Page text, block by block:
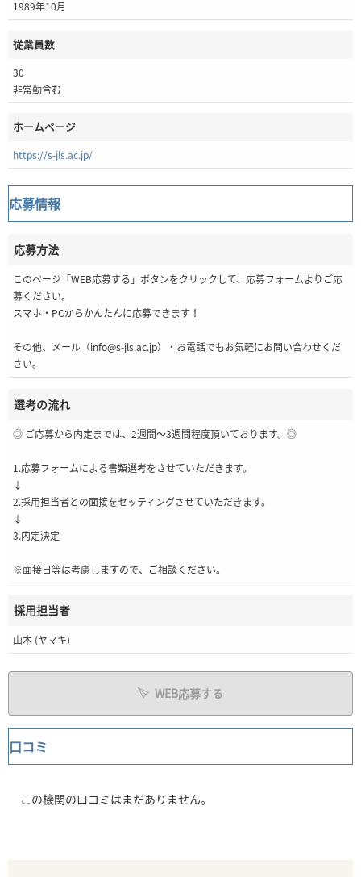
1989年10月
従業員数
30
非常勤含む
ホームページ
https://s-jls.ac.jp/
応募情報
応募方法
このページ「WEB応募する」ボタンをクリックして、応募フォームよりご応
募ください。
スマホ・PCからかんたんに応募できます！
その他、メール（info@s-jls.ac.jp）・お電話でもお気軽にお問い合わせくだ
さい。
選考の流れ
◎ ご応募から内定までは、2週間～3週間程度頂いております。◎
1.応募フォームによる書類選考をさせていただきます。
↓
2.採用担当者との面接をセッティングさせていただきます。
↓
3.内定決定
※面接日等は考慮しますので、ご相談ください。
採用担当者
山木 (ヤマキ)
WEB応募する
口コミ
この機関の口コミはまだありません。